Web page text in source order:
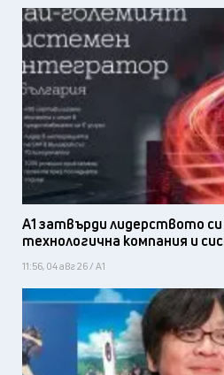
А1 затвърди лидерството
технологична компания и
11:56, 04 авг 26 / А1